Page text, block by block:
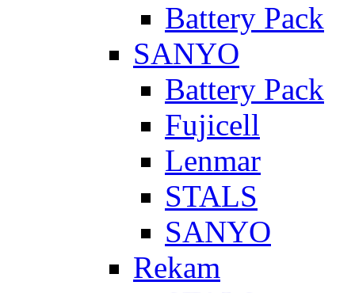
Battery Pack
SANYO
Battery Pack
Fujicell
Lenmar
STALS
SANYO
Rekam